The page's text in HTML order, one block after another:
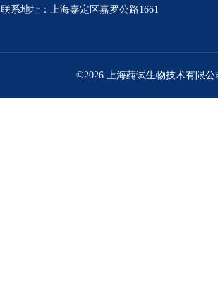
联系地址：上海嘉定区嘉罗公路1661
©2026 上海莼试生物技术有限